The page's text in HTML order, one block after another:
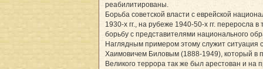
реабилитированы.
Борьба советской власти с еврейской
1930-х гг., на рубеже 1940-50-х гг. переросла в
борьбу с представителями национального
Наглядным примером этому служит ситуация
Хаимовичем Биловым (1888-1949), который в
Великого террора так же был арестован и на